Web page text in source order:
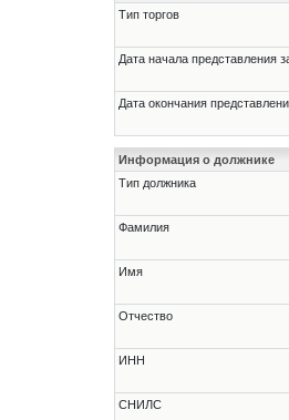
Тип торгов
Дата начала представления
Дата окончания
Информация о должнике
Тип должника
Фамилия
Имя
Отчество
ИНН
СНИЛС